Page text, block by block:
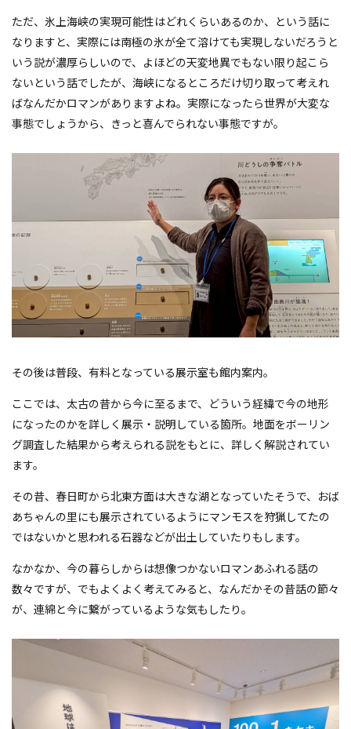
ただ、氷上海峡の実現可能性はどれくらいあるのか、という話に
なりますと、実際には南極の氷が全て溶けても実現しないだろうと
いう説が濃厚らしいので、よほどの天変地異でもない限り起こら
ないという話でしたが、海峡になるところだけ切り取って考えれ
ばなんだかロマンがありますよね。実際になったら世界が大変な
事態でしょうから、きっと喜んでられない事態ですが。
その後は普段、有料となっている展示室も館内案内。
ここでは、太古の昔から今に至るまで、どういう経緯で今の地形
になったのかを詳しく展示・説明している箇所。地面をボーリン
グ調査した結果から考えられる説をもとに、詳しく解説されてい
ます。
その昔、春日町から北東方面は大きな湖となっていたそうで、おば
あちゃんの里にも展示されているようにマンモスを狩猟してたの
ではないかと思われる石器などが出土していたりもします。
なかなか、今の暮らしからは想像つかないロマンあふれる話の
数々ですが、でもよくよく考えてみると、なんだかその昔話の節々
が、連綿と今に繋がっているような気もしたり。